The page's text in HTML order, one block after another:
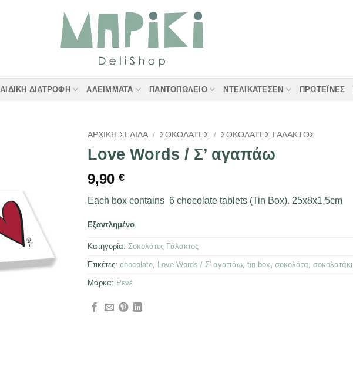
ΔΙΑΤΡΟΦΉ ΑΛΕΊΜΜΑΤΑ ΠΑΝΤΟΠΩΛΕΊΟ ΝΤΕΛΙΚΑΤΈΣΕΝ ΠΡΩΤΕΪ́ΝΕΣ
ΑΡΧΙΚΉ ΣΕΛΊΔΑ / ΣΟΚΟΛΆΤΕΣ / ΣΟΚΟΛΆΤΕΣ ΓΆΛΑΚΤΟΣ
Love Words / Σ’ αγαπάω
9,90 €
Each box contains 6 chocolate tablets (Tin Box). 25x8x1,5cm
Εξαντλημένο
Κατηγορία: Σοκολάτες Γάλακτος
Ετικέτες: chocolate Love Words / Σ' αγαπάω tin box σοκολάτα σοκολατάκι
Μάρκα: Ρενέ